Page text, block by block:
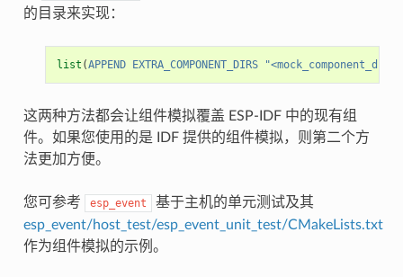
的目录来实现：
list (APPEND EXTRA_COMPONENT_DIRS "<mock_component_dir>"
这两种方法都会让组件模拟覆盖 ESP-IDF 中的现有组
件。如果您使用的是 IDF 提供的组件模拟，则第二个方
法更加方便。
您可参考 esp_event
基于主机的单元测试及其
esp_event/host_test/esp_event_unit_test/CMakeLists.txt
作为组件模拟的示例。